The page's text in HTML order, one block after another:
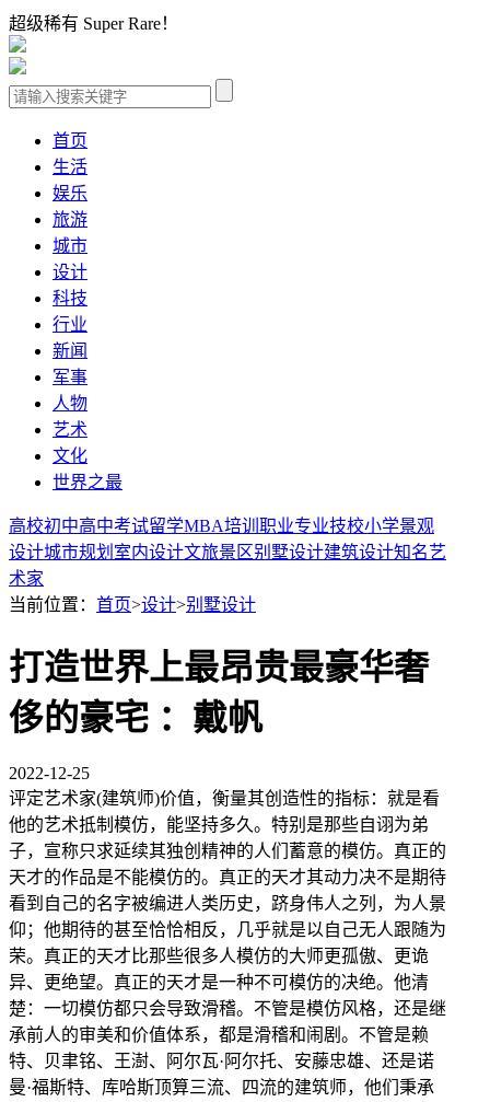
超级稀有 Super Rare！
首页
生活
娱乐
旅游
城市
设计
科技
行业
新闻
军事
人物
艺术
文化
世界之最
高校初中高中考试留学MBA培训 职业专业技校小学景观
设计城市规划 室内设计文旅景区别墅设计建筑设计知名艺
术家
当前位置： 首页>设计>别墅设计
打造世界上最昂贵最豪华奢
侈的豪宅 ：戴帆
2022-12-25
评定艺术家(建筑师)价值，衡量其创造性的指标：就是看
他的艺术抵制模仿，能坚持多久。特别是那些自诩为弟
子，宣称只求延续其独创精神的人们蓄意的模仿。真正的
天才的作品是不能模仿的。真正的天才其动力决不是期待
看到自己的名字被编进人类历史，跻身伟人之列，为人景
仰；他期待的甚至恰恰相反，几乎就是以自己无人跟随为
荣。真正的天才比那些很多人模仿的大师更孤傲、更诡
异、更绝望。真正的天才是一种不可模仿的决绝。他清
楚：一切模仿都只会导致滑稽。不管是模仿风格，还是继
承前人的审美和价值体系，都是滑稽和闹剧。不管是赖
特、贝聿铭、王澍、阿尔瓦·阿尔托、安藤忠雄、还是诺
曼·福斯特、库哈斯顶算三流、四流的建筑师，他们秉承